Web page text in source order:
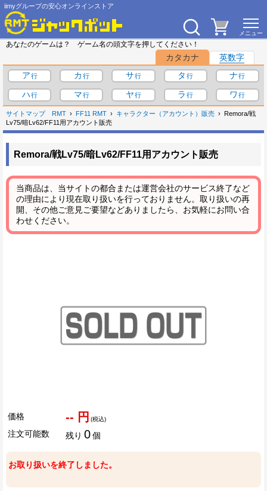
iimyグループの安心オンラインストア
あなたのゲームは？ ゲーム名の頭文字を押してください！
カタカナ
英数字
ア
カ サ タ
ナ
ハ
マ ヤ ラ ワ
サイトマップ RMT FF11 RMT キャラクター（アカウント）販売
Remora/戦
Lv75/暗Lv62/FF11用アカウント販売
Remora/戦Lv75/暗Lv62/FF11用アカウント販売
当商品は、当サイトの都合または運営会社のサービス終了など
の理由により現在取り扱いを行っておりません。取り扱いの再
開、その他ご意見ご要望などありましたら、お気軽にお問い合
わせください。
価格 -- 円 (税込)
注文可能数 残り 0個
お取り扱いを終了しました。